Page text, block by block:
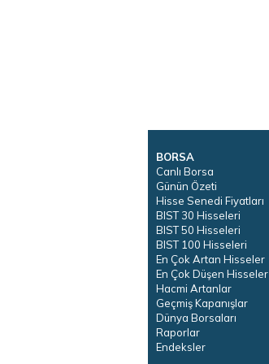
BORSA
Canlı Borsa
Günün Özeti
Hisse Senedi Fiyatları
BIST 30 Hisseleri
BIST 50 Hisseleri
BIST 100 Hisseleri
En Çok Artan Hisseler
En Çok Düşen Hisseler
Hacmi Artanlar
Geçmiş Kapanışlar
Dünya Borsaları
Raporlar
Endeksler